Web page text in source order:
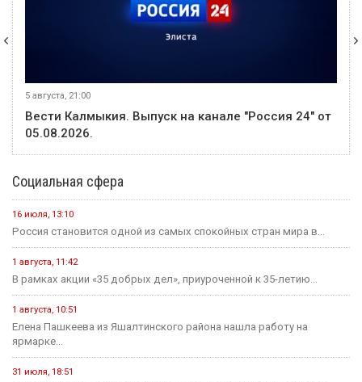
5 августа, 21:00
Вести Калмыкия. Выпуск на канале "Россия 24" от
05.08.2026.
Социальная сфера
16 июля, 13:10
Россия становится одной из самых спокойных стран мира в...
1 августа, 11:42
В рамках акции «35 добрых дел», приуроченной к 35-летию...
1 августа, 10:51
Елена Пашкеева из Яшалтинского района нашла работу на
ярмарке...
31 июля, 18:51